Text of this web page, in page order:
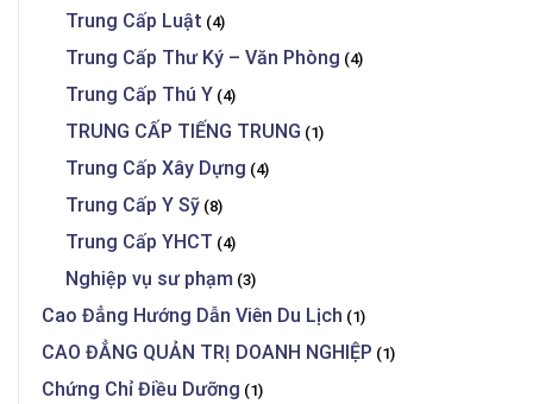
Trung Cấp Luật (4)
Trung Cấp Thư Ký – Văn Phòng (4)
Trung Cấp Thú Y (4)
TRUNG CẤP TIẾNG TRUNG (1)
Trung Cấp Xây Dựng (4)
Trung Cấp Y Sỹ (8)
Trung Cấp YHCT (4)
Nghiệp vụ sư phạm (3)
Cao Đẳng Hướng Dẫn Viên Du Lịch (1)
CAO ĐẲNG QUẢN TRỊ DOANH NGHIỆP (1)
Chứng Chỉ Điều Dưỡng (1)